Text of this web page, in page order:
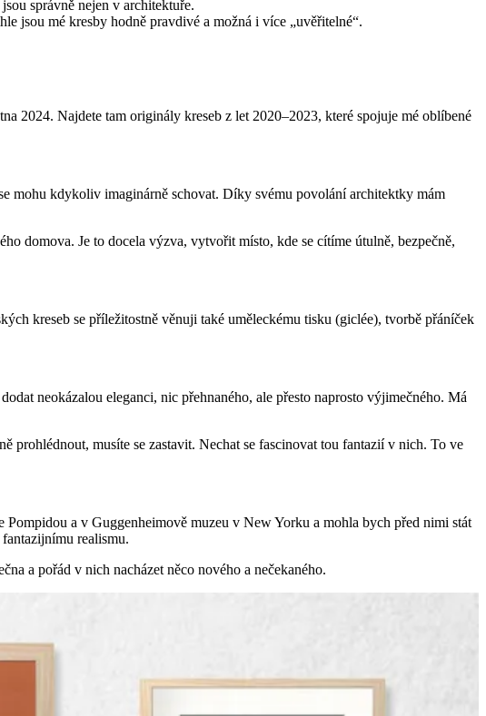
správně nejen v architektuře.
jsou mé kresby hodně pravdivé a možná i více „uvěřitelné“.
2024. Najdete tam originály kreseb z let 2020–2023, které spojuje mé oblíbené
mohu kdykoliv imaginárně schovat. Díky svému povolání architektky mám
domova. Je to docela výzva, vytvořit místo, kde se cítíme útulně, bezpečně,
kreseb se příležitostně věnuji také uměleckému tisku (giclée), tvorbě přáníček
neokázalou eleganci, nic přehnaného, ale přesto naprosto výjimečného. Má
musíte se zastavit. Nechat se fascinovat tou fantazií v nich. To ve
a v Guggenheimově muzeu v New Yorku a mohla bych před nimi stát
realismu.
a pořád v nich nacházet něco nového a nečekaného.